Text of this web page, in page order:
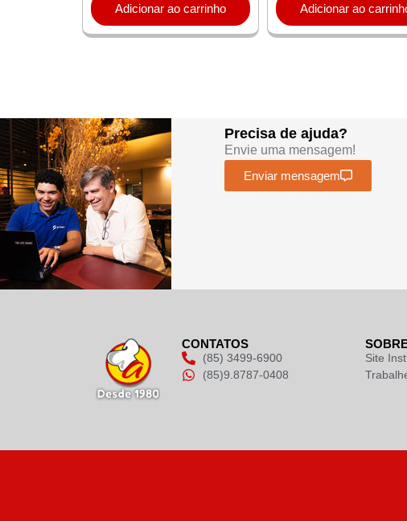
Adicionar ao carrinho Adicionar ao
Precisa de ajuda?
Envie uma mensagem!
Enviar mensagem
(85) 3499-6900
(85)9.8787-0408
CONTATOS
Site